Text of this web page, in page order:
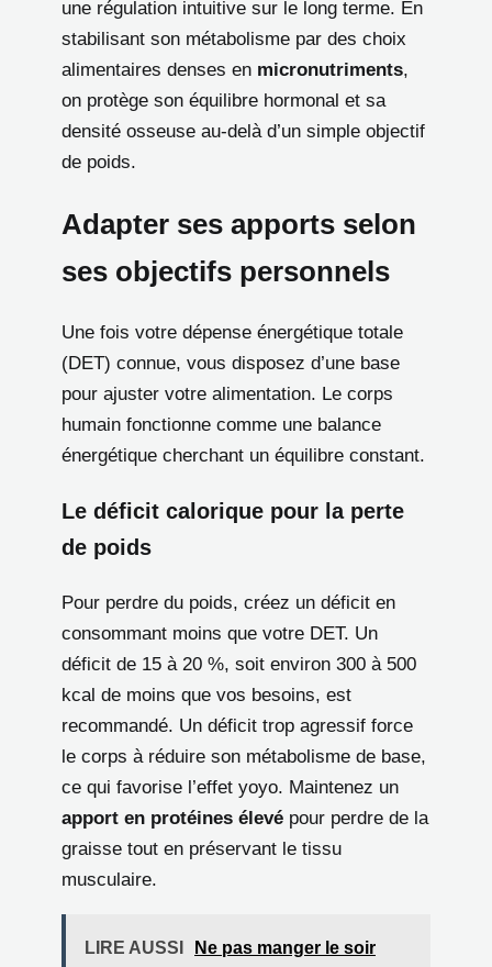
une régulation intuitive sur le long terme. En
stabilisant son métabolisme par des choix
alimentaires denses en micronutriments,
on protège son équilibre hormonal et sa
densité osseuse au-delà d’un simple objectif
de poids.
Adapter ses apports selon
ses objectifs personnels
Une fois votre dépense énergétique totale
(DET) connue, vous disposez d’une base
pour ajuster votre alimentation. Le corps
humain fonctionne comme une balance
énergétique cherchant un équilibre constant.
Le déficit calorique pour la perte
de poids
Pour perdre du poids, créez un déficit en
consommant moins que votre DET. Un
déficit de 15 à 20 %, soit environ 300 à 500
kcal de moins que vos besoins, est
recommandé. Un déficit trop agressif force
le corps à réduire son métabolisme de base,
ce qui favorise l’effet yoyo. Maintenez un
apport en protéines élevé pour perdre de la
graisse tout en préservant le tissu
musculaire.
LIRE AUSSI
Ne pas manger le soir